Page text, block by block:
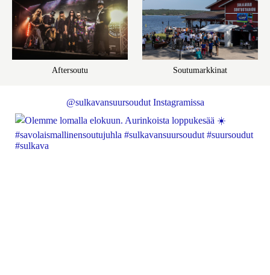
Aftersoutu Soutumarkkinat
@sulkavansuursoudut Instagramissa